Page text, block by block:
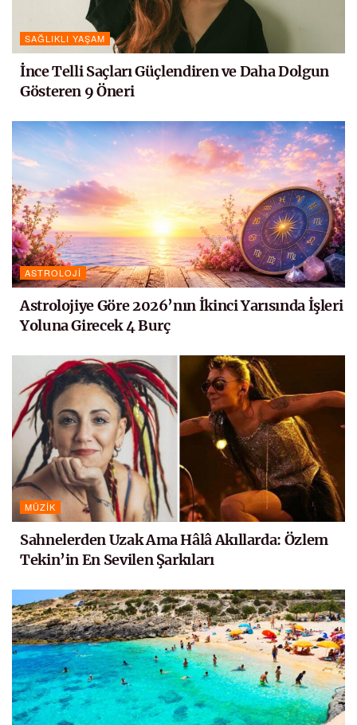
SAĞLIKLI YAŞAM
İnce Telli Saçları Güçlendiren ve Daha Dolgun
Gösteren 9 Öneri
ASTROLOJI
Astrolojiye Göre 2026’nın İkinci Yarısında İşleri
Yoluna Girecek 4 Burç
MÜZIK
Sahnelerden Uzak Ama Hâlâ Akıllarda: Özlem
Tekin’in En Sevilen Şarkıları